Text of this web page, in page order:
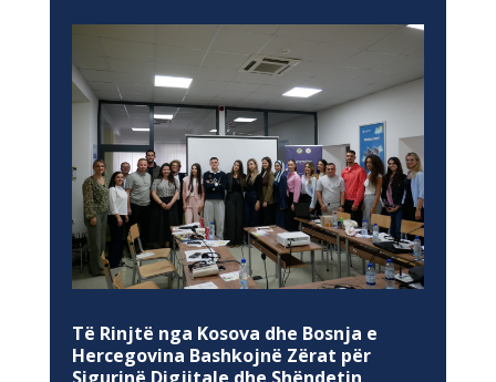
Të Rinjtë nga Kosova dhe Bosnja e
Hercegovina Bashkojnë Zërat për